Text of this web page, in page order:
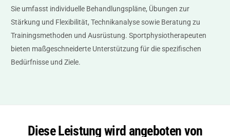
Sie umfasst individuelle Behandlungspläne, Übungen zur
Stärkung und Flexibilität, Technikanalyse sowie Beratung zu
Trainingsmethoden und Ausrüstung. Sportphysiotherapeuten
bieten maßgeschneiderte Unterstützung für die spezifischen
Bedürfnisse und Ziele.
Diese Leistung wird angeboten von